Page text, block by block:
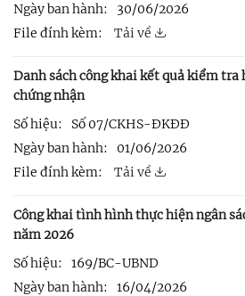
Ngày ban hành:
30/06/2026
File đính kèm:
Tải về
Danh sách công khai kết quả kiểm tra
chứng nhận
Số hiệu:
Số 07/CKHS-ĐKĐĐ
Ngày ban hành:
01/06/2026
File đính kèm:
Tải về
Công khai tình hình thực hiện ngân
năm 2026
Số hiệu:
169/BC-UBND
Ngày ban hành:
16/04/2026